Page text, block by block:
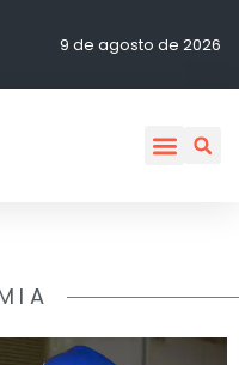
9 de agosto de 2026